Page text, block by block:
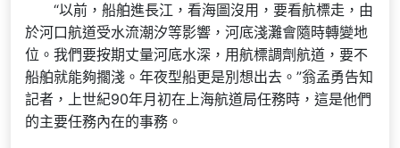
“以前，船舶進長江，看海圖沒用，要看航標走，由
於河口航道受水流潮汐等影響，河底淺灘會隨時轉變地
位。我們要按期丈量河底水深，用航標調劑航道，要不
船舶就能夠擱淺。年夜型船更是別想出去。”翁孟勇告知
記者，上世紀90年月初在上海航道局任務時，這是他們
的主要任務內在的事務。